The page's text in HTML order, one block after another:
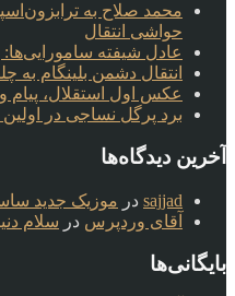
محمد صلاح به
حواشی انتقال
عادل شیفته سامورایی‌ها:
انتقال دشمن بلینگام
عکس اول استقلال، پیام
برد پرگل نساجی در
آخرین دیدگاه‌ها
sajjad در موزیک جدید
آقای وردپرس در سلام
بایگانی‌ها